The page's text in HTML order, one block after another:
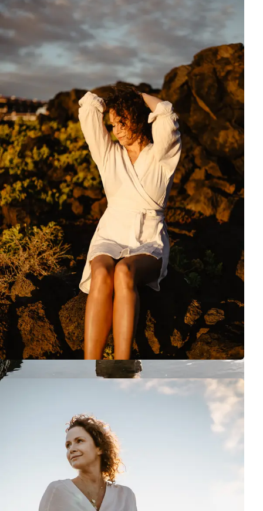
Emocjonalna sesja przyjaźni Moniki Mrozowskiej na tle
Refleksyjna sesja Moniki Mrozowskiej z odbiciami w naturalnych